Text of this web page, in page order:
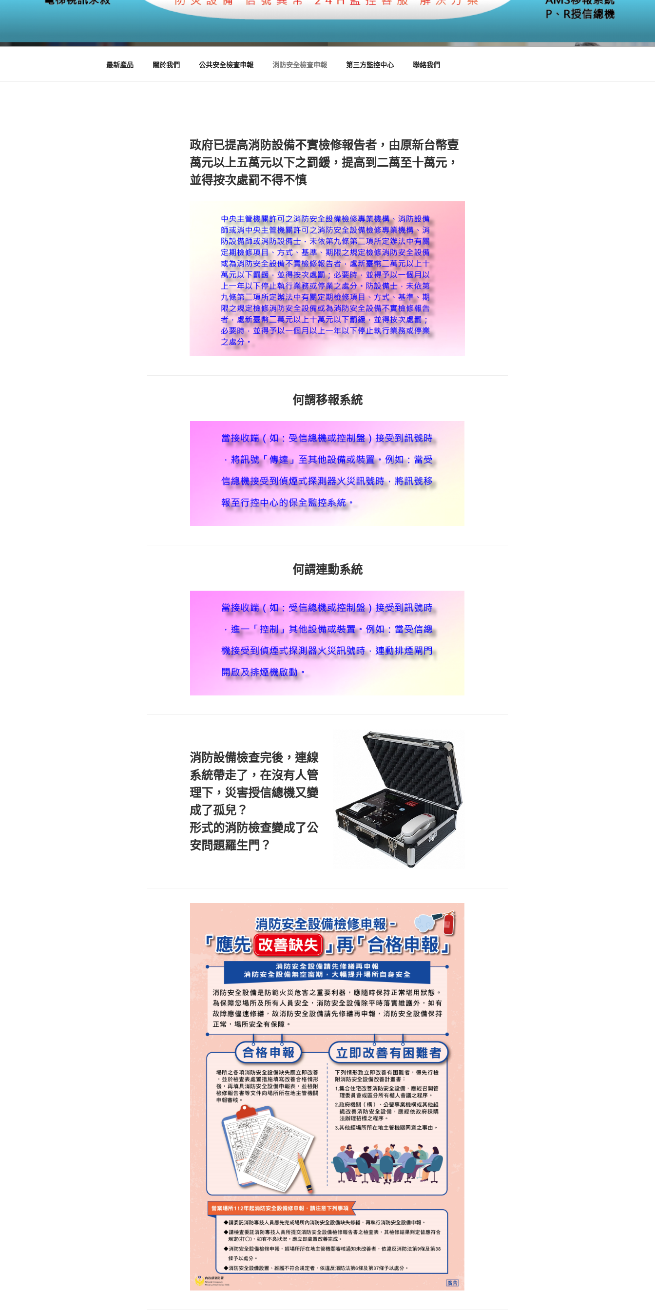
容
最新產品 關於我們 公共安全檢查申報 消防安全檢查申報 第三方監控中心 聯絡我們
政府已提高消防設備不實檢修報告者，由原新台幣壹
萬元以上五萬元以下之罰鍰，提高到二萬至十萬元，
並得按次處罰不得不慎
何謂移報系統
何謂連動系統
消防設備檢查完後，連線
系統帶走了，在沒有人管
理下，災害授信總機又變
成了孤兒？
形式的消防檢查變成了公
安問題羅生門？